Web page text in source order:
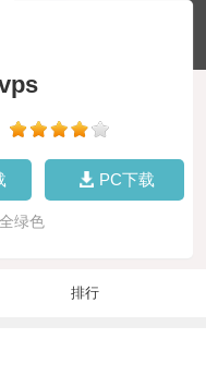
PC下载
绿色
排行